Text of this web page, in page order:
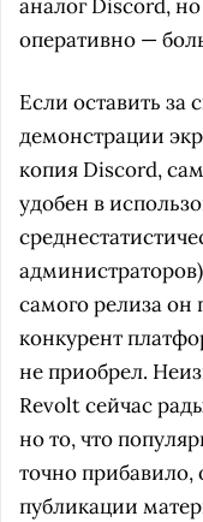
аналог Discord,
оперативно —
Если оставить
демонстрации
копия Discord,
удобен в
самого релиза он
конкурент
не приобрел.
Revolt сейчас
но то, что
точно
публикации